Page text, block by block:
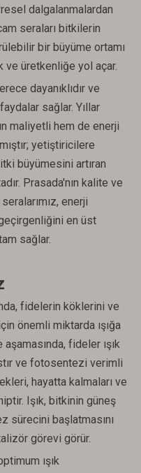
dalgalanmalardan
seraları bitkilerin
bir büyüme ortamı
ve üretkenliğe yol açar.
dayanıklıdır ve
sağlar. Yıllar
maliyetli hem de enerji
yetiştiricilere
büyümesini artıran
Prasada'nın kalite ve
enerji
geçirgenliğini en üst
sağlar.
fidelerin köklerini ve
önemli miktarda ışığa
fideler ışık
ve fotosentezi verimli
hayatta kalmaları ve
Işık, bitkinin güneş
sürecini başlatmasını
görevi görür.
ışık